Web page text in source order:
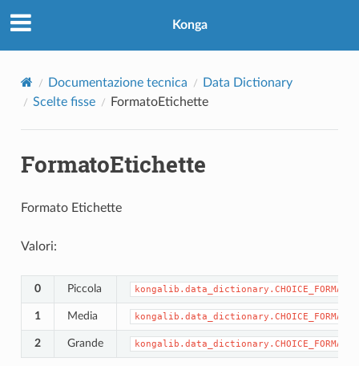
Konga
Documentazione tecnica
Data Dictionary
Scelte fisse
FormatoEtichette
FormatoEtichette
Formato Etichette
Valori:
0 Piccola
1 Media
2 Grande